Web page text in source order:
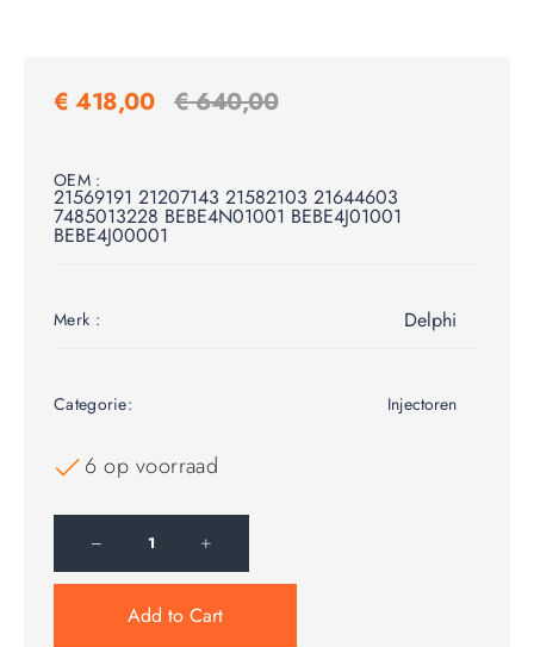
€ 418,00 €640,00
OEM :
21569191 21207143 21582103 21644603
7485013228 BEBE4N01001 BEBE4J01001
BEBE4J00001
Merk : Delphi
Categorie: Injectoren
6 op voorraad
Add to Cart